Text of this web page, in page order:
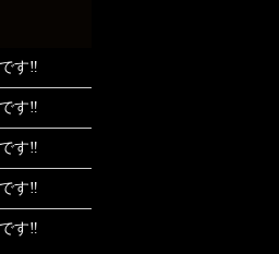
す‼️
す‼️
す‼️
す‼️
す‼️